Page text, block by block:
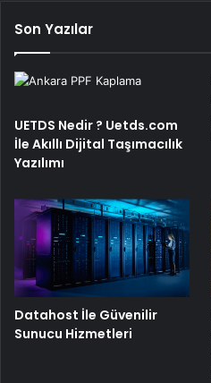
Son Yazılar
UETDS Nedir ? Uetds.com
İle Akıllı Dijital Taşımacılık
Yazılımı
Datahost İle Güvenilir
Sunucu Hizmetleri